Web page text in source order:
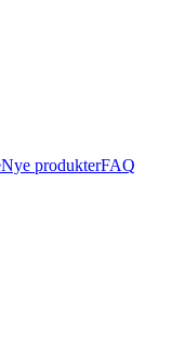
Nye produkterFAQ